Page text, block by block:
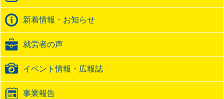
ク
バ
ッ
ク
URL
新着情報・お知らせ
就労者の声
イベント情報・広報誌
事業報告